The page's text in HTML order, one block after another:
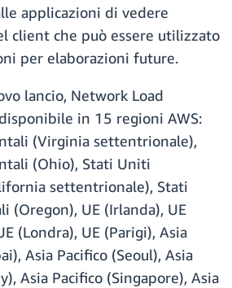
applicazioni di vedere
client che può essere utilizzato
per elaborazioni future.
lancio, Network Load
in 15 regioni AWS:
(Virginia settentrionale),
(Ohio), Stati Uniti
settentrionale), Stati
(Oregon), UE (Irlanda), UE
(Londra), UE (Parigi), Asia
Asia Pacifico (Seoul), Asia
Asia Pacifico (Singapore), Asia